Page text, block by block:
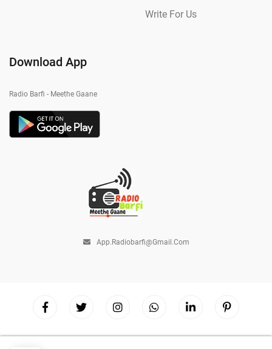
Write For Us
Download App
Radio Barfi - Meethe Gaane
App.radiobarfi@gmail.com